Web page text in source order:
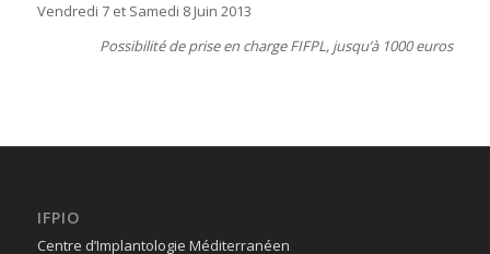
Vendredi 7 et Samedi 8 Juin 2013
Possibilité de prise en charge FIFPL, jusqu’à 1000 euros
IFPIO
Centre d’Implantologie Méditerranéen